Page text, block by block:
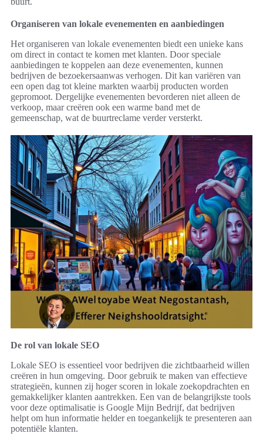
Organiseren van lokale evenementen en aanbiedingen
Het organiseren van lokale evenementen biedt een unieke kans
om direct in contact te komen met klanten. Door speciale
aanbiedingen te koppelen aan deze evenementen, kunnen
bedrijven de bezoekersaanwas verhogen. Dit kan variëren van
een open dag tot kleine markten waarbij producten worden
gepromoot. Dergelijke evenementen bevorderen niet alleen de
verkoop, maar creëren ook een warme band met de
gemeenschap, wat de buurtreclame verder versterkt.
De rol van lokale SEO
Lokale SEO is essentieel voor bedrijven die zichtbaarheid willen
creëren in hun omgeving. Door gebruik te maken van effectieve
strategieën, kunnen zij hoger scoren in lokale zoekopdrachten en
gemakkelijker klanten aantrekken. Een van de belangrijkste tools
voor deze optimalisatie is Google Mijn Bedrijf, dat bedrijven
helpt om hun informatie helder en toegankelijk te presenteren aan
potentiële klanten.